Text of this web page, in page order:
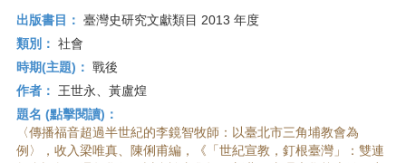
出版書目： 臺灣史研究文獻類目 2013 年度
類別： 社會
時期(主題)： 戰後
作者：
王世永、黃盧煌
題名 (點擊閱讀)：
〈傳播福音超過半世紀的李鏡智牧師：以臺北市三角埔教會為
例〉，收入梁唯真、陳俐甫編，《「世紀宣教，釘根臺灣」：雙連